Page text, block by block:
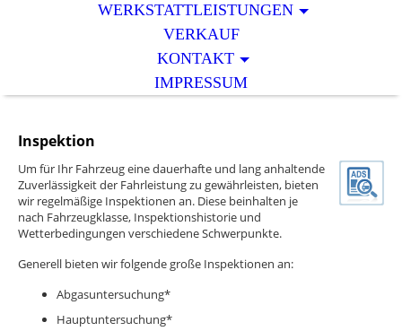
WERKSTATTLEISTUNGEN
VERKAUF
KONTAKT
IMPRESSUM
Inspektion
Um für Ihr Fahrzeug eine dauerhafte und lang anhaltende
Zuverlässigkeit der Fahrleistung zu gewährleisten, bieten
wir regelmäßige Inspektionen an. Diese beinhalten je
nach Fahrzeugklasse, Inspektionshistorie und
Wetterbedingungen verschiedene Schwerpunkte.
Generell bieten wir folgende große Inspektionen an:
Abgasuntersuchung*
Hauptuntersuchung*